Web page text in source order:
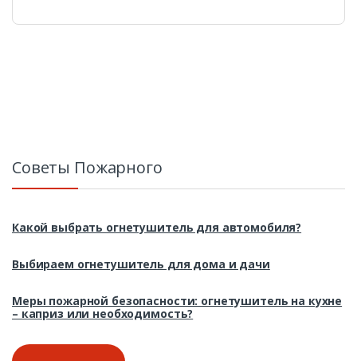
Советы Пожарного
Какой выбрать огнетушитель для автомобиля?
Выбираем огнетушитель для дома и дачи
Меры пожарной безопасности: огнетушитель на кухне
– каприз или необходимость?